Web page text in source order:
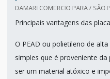
DAMARI COMERCIO PARA / SÃO
Principais vantagens das
O PEAD ou polietileno de
simples que é proveniente
ser um material atóxico e